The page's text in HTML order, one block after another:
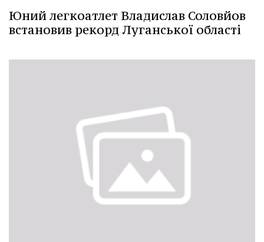
Юний легкоатлет Владислав Соловйов
встановив рекорд Луганської області